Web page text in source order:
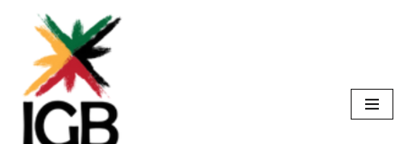
para
conteúdo